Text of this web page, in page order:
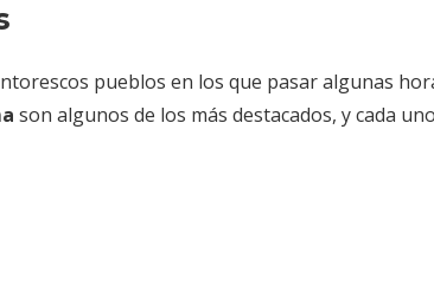
pueblos en los que pasar algunas
son algunos de los más destacados, y cada